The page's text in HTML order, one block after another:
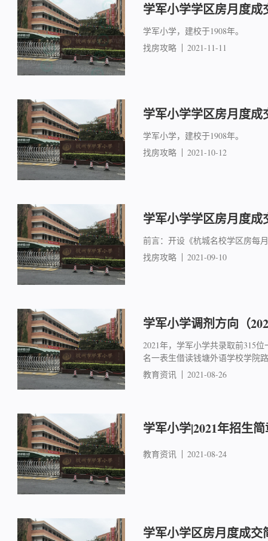
学军小学学区房月度成
学军小学，建校于1908年。
找房攻略
2021-11-11
学军小学学区房月度成
学军小学，建校于1908年。
找房攻略
2021-10-12
学军小学学区房月度
前言：开设《杭城名校学区房每
找房攻略
2021-09-10
学军小学调剂方向（
2021年，学军小学共录取前315
名一表生借读钱塘外语学校学院
教育资讯
2021-08-26
学军小学|2021年招生
教育资讯 2021-08-24
学军小学区房月度成